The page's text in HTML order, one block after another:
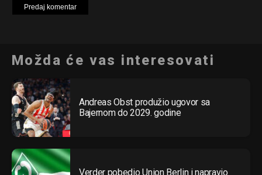
Možda će vas interesovati
Andreas Obst produžio ugovor sa
Bajernom do 2029. godine
Verder pobedio Union Berlin i napravio